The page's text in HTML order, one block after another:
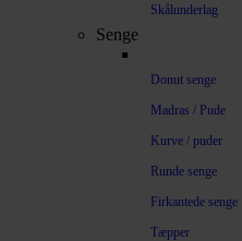
Skålunderlag
Senge
Donut senge
Madras / Pude
Kurve / puder
Runde senge
Firkantede senge
Tæpper